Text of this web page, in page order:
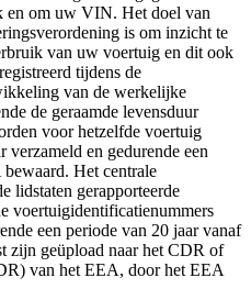
en om uw VIN. Het doel van
is om inzicht te
van uw voertuig en dit ook
tijdens de
van de werkelijke
de geraamde levensduur
voor hetzelfde voertuig
verzameld en gedurende een
Het centrale
lidstaten gerapporteerde
voertuigidentificatienummers
een periode van 20 jaar vanaf
zijn geüpload naar het CDR of
van het EEA, door het EEA